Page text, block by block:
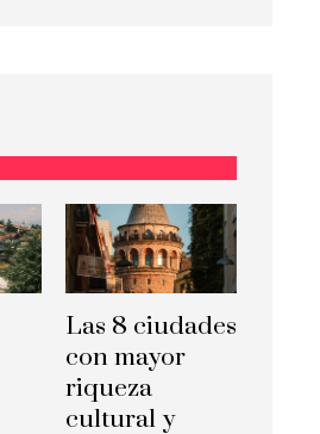
Las 8 ciudades
con mayor
riqueza
cultural y